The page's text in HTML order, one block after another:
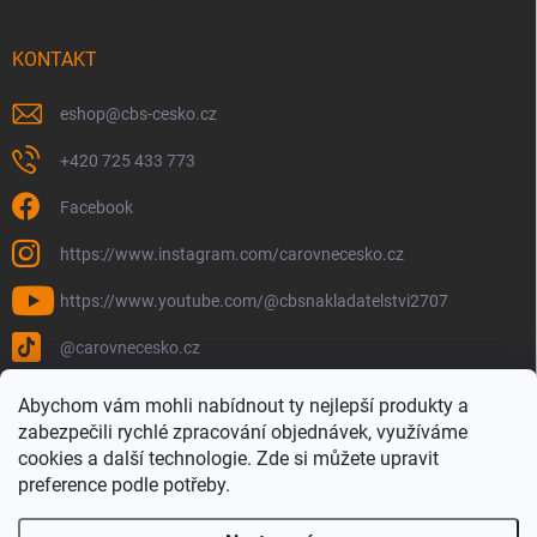
Abychom vám mohli nabídnout ty nejlepší produkty a
zabezpečili rychlé zpracování objednávek, využíváme
cookies a další technologie. Zde si můžete upravit
preference podle potřeby.
KONTAKT
eshop@cbs-cesko.cz
+420 725 433 773
Facebook
https://www.instagram.com/carovnecesko.cz
https://www.youtube.com/@cbsnakladatelstvi2707
@carovnecesko.cz